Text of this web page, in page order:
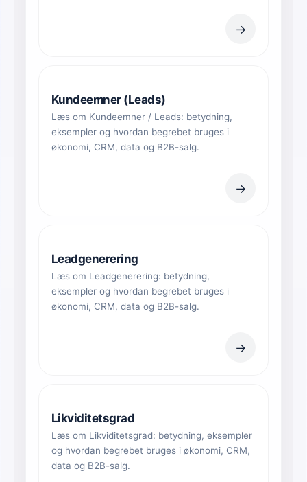
→
Kundeemner (Leads)
Læs om Kundeemner / Leads: betydning,
eksempler og hvordan begrebet bruges i
økonomi, CRM, data og B2B-salg.
→
Leadgenerering
Læs om Leadgenerering: betydning,
eksempler og hvordan begrebet bruges i
økonomi, CRM, data og B2B-salg.
→
Likviditetsgrad
Læs om Likviditetsgrad: betydning, eksempler
og hvordan begrebet bruges i økonomi, CRM,
data og B2B-salg.